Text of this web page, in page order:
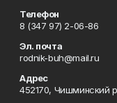
Телефон
8 (347 97) 2-06-86
Эл. почта
rodnik-buh@mail.ru
Адрес
452170, Чишминский